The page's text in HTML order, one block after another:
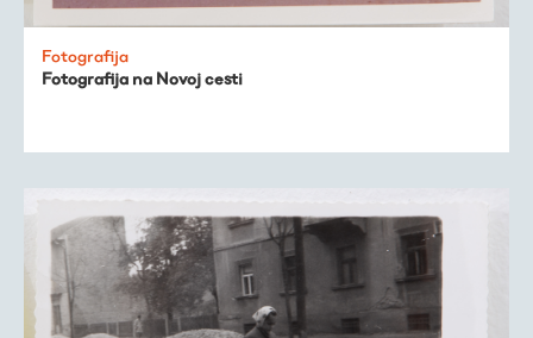
Fotografija
Fotografija na Novoj cesti